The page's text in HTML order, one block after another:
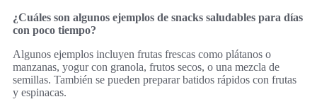
¿Cuáles son algunos ejemplos de snacks saludables para días
con poco tiempo?
Algunos ejemplos incluyen frutas frescas como plátanos o
manzanas, yogur con granola, frutos secos, o una mezcla de
semillas. También se pueden preparar batidos rápidos con frutas
y espinacas.